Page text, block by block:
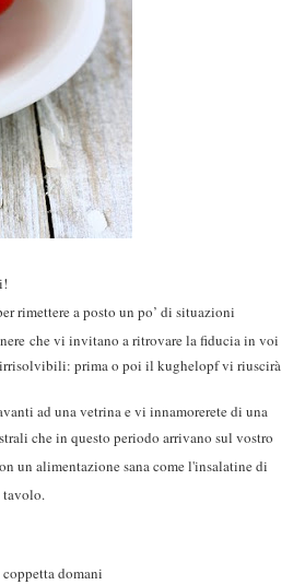
rimettere a posto un po’ di situazioni
che vi invitano a ritrovare la fiducia in voi
irrisolvibili: prima o poi il kughelopf vi riuscirà
ad una vetrina e vi innamorerete di una
che in questo periodo arrivano sul vostro
un alimentazione sana come l'insalatine di
domani